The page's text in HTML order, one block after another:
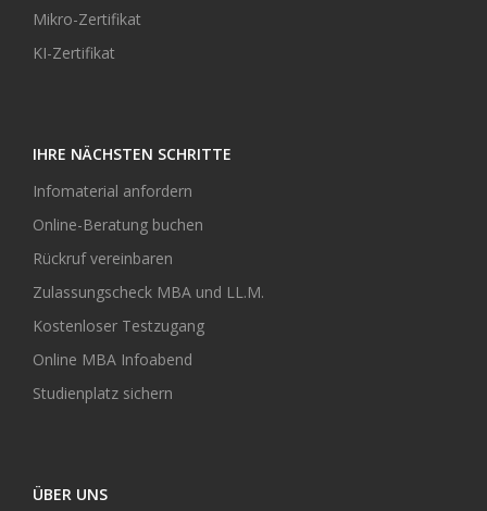
Mikro-Zertifikat
KI-Zertifikat
IHRE NÄCHSTEN SCHRITTE
Infomaterial anfordern
Online-Beratung buchen
Rückruf vereinbaren
Zulassungscheck MBA und LL.M.
Kostenloser Testzugang
Online MBA Infoabend
Studienplatz sichern
ÜBER UNS